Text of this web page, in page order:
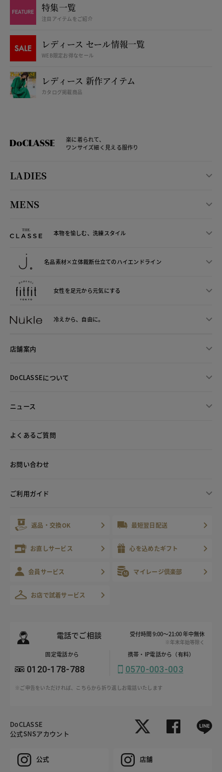
特集一覧
注目アイテムをご紹介
レディース セール情報一覧
WEB限定お得なセール
レディース 新作アイテム
カタログ掲載商品
楽に着られて、
ワンサイズ細く見える服作り
LADIES
MENS
本物を愉しむ、洗練スタイル
名品素材×立体裁断仕立てのハイエンドライン
女性を足元から元気にする
冷えから、 自由に。
店舗案内
DoCLASSEについて
ニュース
よくあるご質問
お問い合わせ
ご利用ガイド
返品・交換OK 最短翌日配送
お直しサービス 心を込めたギフト
会員サービス マイレージ倶楽部
お店で試着サービス
電話でご相談 受付時間 9:00～21:00 年中無休
※年末年始等除く
固定電話から
0120-178-788
携帯・IP電話から（有料）
0570-003-003
※ご申告をいただければ、こちらから折り返しお電話いたします
DoCLASSE
公式SNSアカウント
公式 店舗